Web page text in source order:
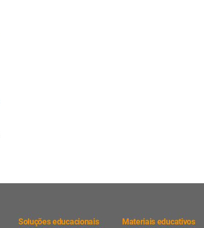
Soluções educacionais Materiais educativos